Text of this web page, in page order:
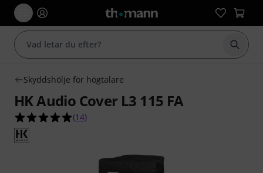
Börja
Skyddshölje för högtalare
HK Audio Cover L3 115 FA
5.0 av 5 stjärnor från 14 kundbetyg
(14)